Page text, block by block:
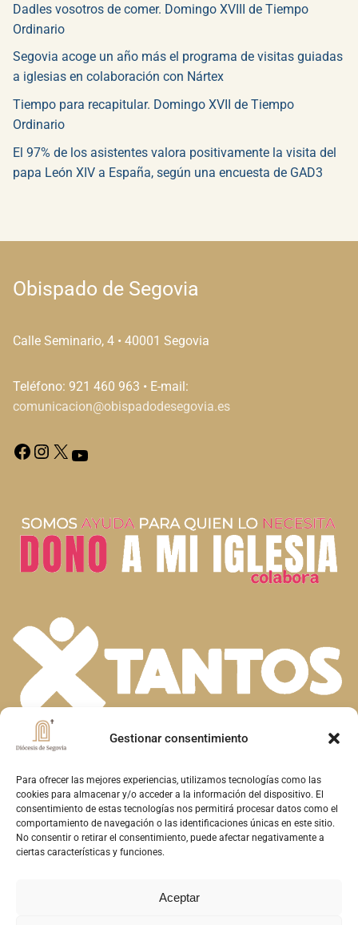
Gestionar consentimiento
Para ofrecer las mejores experiencias, utilizamos tecnologías como las
cookies para almacenar y/o acceder a la información del dispositivo. El
consentimiento de estas tecnologías nos permitirá procesar datos como el
comportamiento de navegación o las identificaciones únicas en este sitio.
No consentir o retirar el consentimiento, puede afectar negativamente a
ciertas características y funciones.
Aceptar
Dadles vosotros de comer. Domingo XVIII de Tiempo
Ordinario
Segovia acoge un año más el programa de visitas guiadas
a iglesias en colaboración con Nártex
Tiempo para recapitular. Domingo XVII de Tiempo
Ordinario
El 97% de los asistentes valora positivamente la visita del
papa León XIV a España, según una encuesta de GAD3
Obispado de Segovia
Calle Seminario, 4 • 40001 Segovia
Teléfono: 921 460 963 • E-mail:
comunicacion@obispadodesegovia.es
En la diversidad de dones que el Espíritu
Santo concede a la Iglesia, descubrimos la
riqueza de nuestra fe. Unidos en la oración y
el servicio, construimos juntos el Reino de
Dios en Segovia, reflejando el amor y la